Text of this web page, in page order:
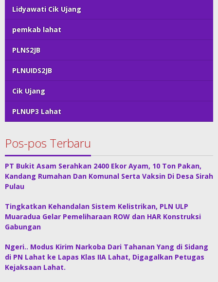
Lidyawati Cik Ujang
pemkab lahat
PLNS2JB
PLNUIDS2JB
Cik Ujang
PLNUP3 Lahat
Pos-pos Terbaru
PT Bukit Asam Serahkan 2400 Ekor Ayam, 10 Ton Pakan,
Kandang Rumahan Dan Komunal Serta Vaksin Di Desa Sirah
Pulau
Tingkatkan Kehandalan Sistem Kelistrikan, PLN ULP
Muaradua Gelar Pemeliharaan ROW dan HAR Konstruksi
Gabungan
Ngeri.. Modus Kirim Narkoba Dari Tahanan Yang di Sidang
di PN Lahat ke Lapas Klas IIA Lahat, Digagalkan Petugas
Kejaksaan Lahat.